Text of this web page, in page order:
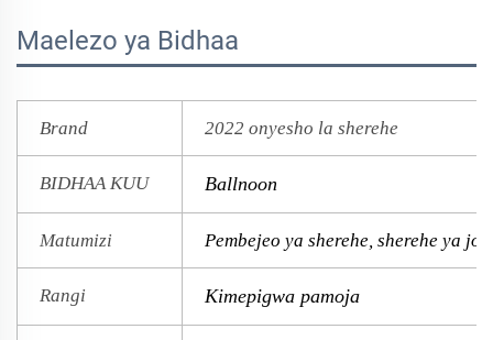
Maelezo ya Bidhaa
Brand 2022 onyesho la sherehe
BIDHAA KUU Ballnoon
Matumizi Pembejeo ya sherehe, sherehe ya
Rangi Kimepigwa pamoja